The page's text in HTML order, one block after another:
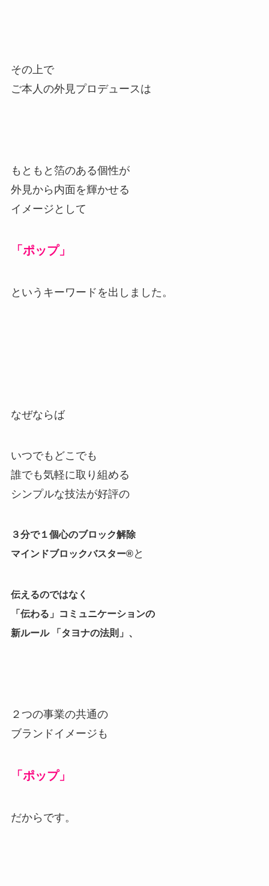
その上で
ご本人の外見プロデュースは
もともと箔のある個性が
外見から内面を輝かせる
イメージとして
「ポップ」
というキーワードを出しました。
なぜならば
いつでもどこでも
誰でも気軽に取り組める
シンプルな技法が好評の
３分で１個心のブロック解除
マインドブロックバスター®と
伝えるのではなく
「伝わる」コミュニケーションの
新ルール 「タヨナの法則」、
２つの事業の共通の
ブランドイメージも
「ポップ」
だからです。